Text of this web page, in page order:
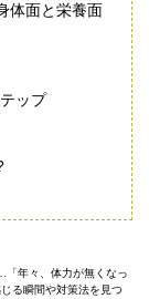
体面と栄養面
ップ
「年々、体力が無くなっ
る瞬間や対策法を見つ